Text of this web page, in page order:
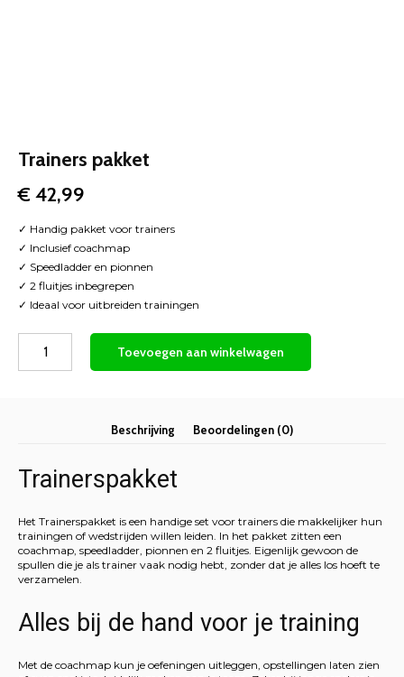
Trainers pakket
€ 42,99
✓ Handig pakket voor trainers
✓ Inclusief coachmap
✓ Speedladder en pionnen
✓ 2 fluitjes inbegrepen
✓ Ideaal voor uitbreiden trainingen
pakket
Toevoegen aan winkelwagen
Beschrijving Beoordelingen (0)
Trainerspakket
Het Trainerspakket is een handige set voor trainers die makkelijker hun
trainingen of wedstrijden willen leiden. In het pakket zitten een
coachmap, speedladder, pionnen en 2 fluitjes. Eigenlijk gewoon de
spullen die je als trainer vaak nodig hebt, zonder dat je alles los hoeft te
verzamelen.
Alles bij de hand voor je training
Met de coachmap kun je oefeningen uitleggen, opstellingen laten zien